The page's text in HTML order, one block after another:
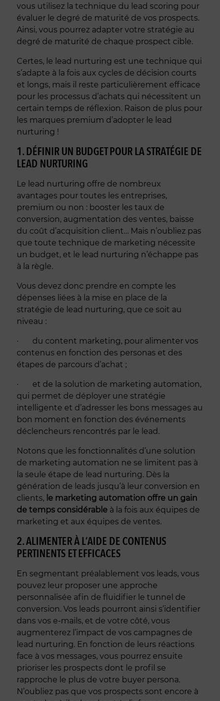
vous utilisez la technique du lead scoring pour
évaluer le degré de maturité de vos prospects.
Ainsi, vous pourrez adapter votre stratégie au
degré de maturité de chaque prospect cible.
Certes, le lead nurturing est une technique qui
s’adapte à la fois aux cycles de décision courts
et longs, mais il reste particulièrement efficace
pour les processus d’achats qui nécessitent un
certain temps de réflexion. Raison de plus pour
les marques premium d’adopter le lead
nurturing !
1. DÉFINIR UN BUDGET POUR LA STRATÉGIE DE
LEAD NURTURING
Le lead nurturing offre de nombreux
avantages pour toutes les entreprises,
premium ou non : booster les taux de
conversion, augmentation des ventes, baisse
du coût d’acquisition client… Mais n’oubliez pas
que toute technique de marketing nécessite
un budget, et le lead nurturing n’échappe pas
à la règle.
Vous devez donc prendre en compte les
dépenses liées à la mise en place de la
stratégie de lead nurturing, que ce soit au
niveau :
· du content marketing, pour alimenter vos
contenus en fonction des personas et des
étapes de parcours d’achat ;
· et de la solution de marketing automation,
qui permet de déployer une stratégie
intelligente et d’adresser les bons messages au
bon moment en fonction des événements
déclencheurs rencontrés par le lead.
Notons que les fonctionnalités d’une solution
de marketing automation ne se limitent pas à
la seule étape de lead nurturing. Dès la
génération de leads jusqu’à leur conversion en
clients,le marketing automation offre un gain
de temps considérableà la fois aux équipes de
marketing et aux équipes de ventes.
2. ALIMENTER À L’AIDE DE CONTENUS
PERTINENTS ET EFFICACES
En segmentant préalablement vos leads, vous
pouvez leur proposer une approche
personnalisée afin de fluidifier le tunnel de
conversion. Vos leads pourront ainsi s’identifier
dans vos e-mails, et de votre côté, vous
augmenterez l’impact de vos campagnes de
lead nurturing. En fonction de leurs réactions
face à vos messages, vous pourrez ensuite
prioriser les prospects dont le profil se
rapproche le plus de votre buyer persona.
N’oubliez pas que vos prospects sont encore à